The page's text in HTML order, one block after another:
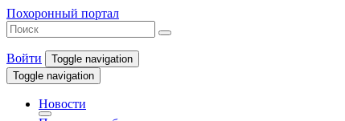
Похоронный портал
Войти
Toggle navigation
Toggle navigation
Новости